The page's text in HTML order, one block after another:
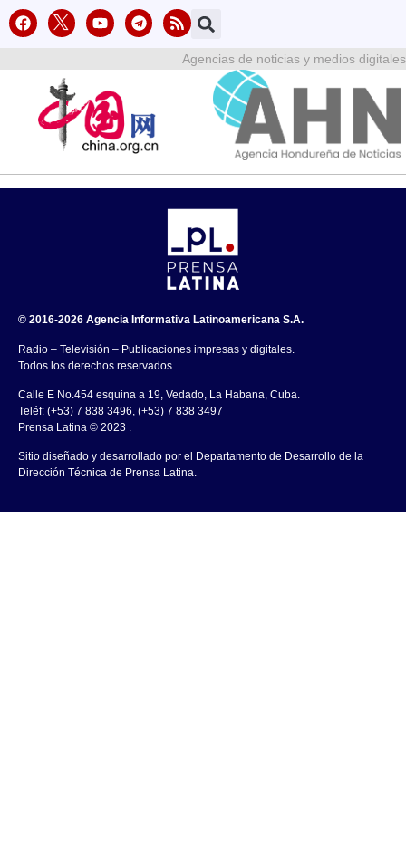
Agencias de noticias y medios digitales
© 2016-2026 Agencia Informativa Latinoamericana S.A.
Radio – Televisión – Publicaciones impresas y digitales.
Todos los derechos reservados.
Calle E No.454 esquina a 19, Vedado, La Habana, Cuba.
Teléf: (+53) 7 838 3496, (+53) 7 838 3497
Prensa Latina © 2023 .
Sitio diseñado y desarrollado por el Departamento de Desarrollo de la
Dirección Técnica de Prensa Latina.